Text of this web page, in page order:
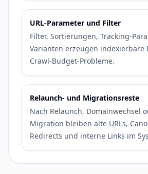
URL-Parameter und Filter
Filter, Sortierungen, Tracking-
Varianten erzeugen indexierbare
Crawl-Budget-Probleme.
Relaunch- und Migrationsreste
Nach Relaunch, Domainwechsel
Migration bleiben alte URLs,
Redirects und interne Links im